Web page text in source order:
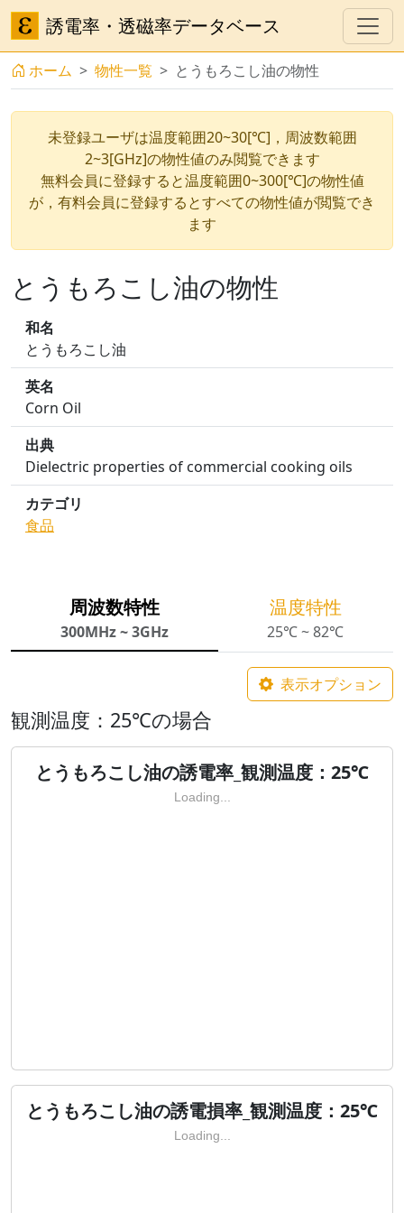
誘電率・透磁率データベース
ホーム 物性一覧 とうもろこし油の物性
未登録ユーザは温度範囲20~30[℃]，周波数範囲
2~3[GHz]の物性値のみ閲覧できます
無料会員に登録すると温度範囲0~300[℃]の物性値
が，有料会員に登録するとすべての物性値が閲覧でき
ます
とうもろこし油の物性
和名
とうもろこし油
英名
Corn Oil
出典
Dielectric properties of commercial cooking oils
カテゴリ
食品
周波数特性
300MHz ~ 3GHz
温度特性
25℃ ~ 82℃
表示オプション
観測温度：25℃の場合
とうもろこし油の誘電率_観測温度：25℃
Loading...
とうもろこし油の誘電損率_観測温度：25℃
Loading...